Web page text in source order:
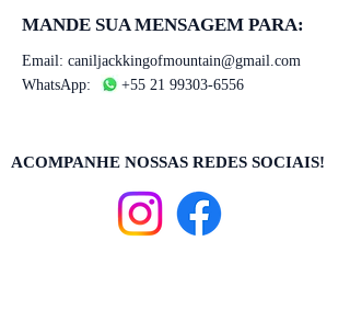
MANDE SUA MENSAGEM PARA:
Email: caniljackkingofmountain@gmail.com
WhatsApp: +55 21 99303-6556
ACOMPANHE NOSSAS REDES SOCIAIS!